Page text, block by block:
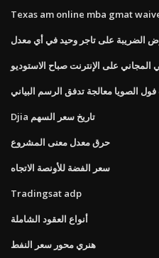
Texas am online mba gmat
الضريبة على تاجر وحيد في أي معدل
على الإنترنت صباح الاستوديو
الصويا معالجة تدفق الرسم البياني
Djia تاريخ سعر السهم
حرق معدل معنى المشروع
سعر الفضة للأونصة الاتجاه
Tradingsat adp
أنواع العقود الشاملة
هنري محور سعر النفط